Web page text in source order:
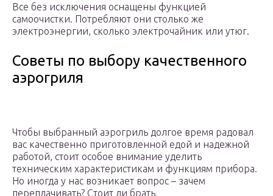
Все без исключения оснащены функцией
самоочистки. Потребляют они столько же
электроэнергии, сколько электрочайник или утюг.
Советы по выбору качественного
аэрогриля
Чтобы выбранный аэрогриль долгое время радовал
вас качественно приготовленной едой и надежной
работой, стоит особое внимание уделить
техническим характеристикам и функциям прибора.
Но иногда у нас возникает вопрос – зачем
переплачивать? Стоит ли брать